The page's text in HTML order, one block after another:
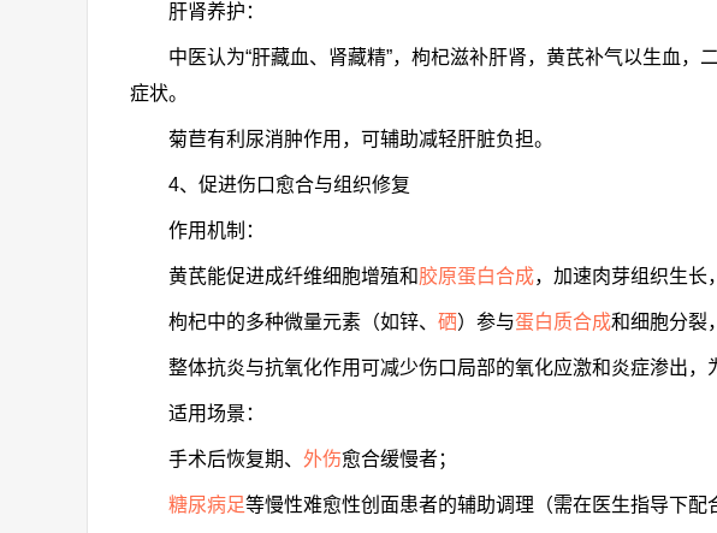
肝肾养护：
中医认为“肝藏血、肾藏精”，枸杞滋补肝肾，黄芪补气以生血
症状。
菊苣有利尿消肿作用，可辅助减轻肝脏负担。
4、促进伤口愈合与组织修复
作用机制：
黄芪能促进成纤维细胞增殖和胶原蛋白合成，加速肉芽组织生长
枸杞中的多种微量元素（如锌、 硒）参与蛋白质合成和细胞分裂
整体抗炎与抗氧化作用可减少伤口局部的氧化应激和炎症渗出，
适用场景：
手术后恢复期、 外伤愈合缓慢者；
糖尿病足等慢性难愈性创面患者的辅助调理（需在医生指导下配